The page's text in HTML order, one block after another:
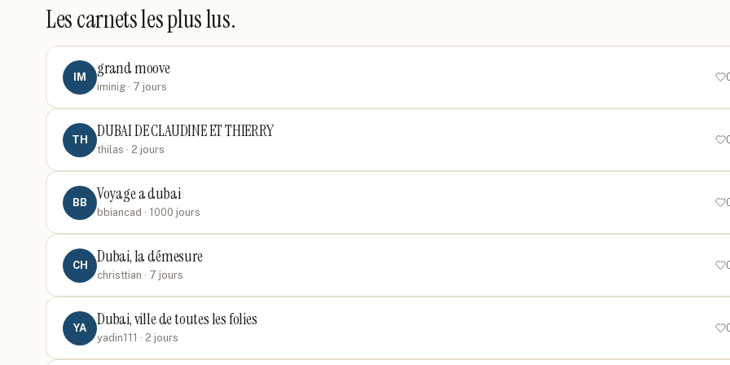
Les carnets les plus lus.
IM grand moove
iminig · 7 jours
TH DUBAI DE CLAUDINE ET THIERRY
thilas · 2 jours
BB Voyage a dubai
bbiancad · 1000 jours
CH Dubai, la démesure
christtian · 7 jours
YA Dubai, ville de toutes les folies
yadin111 · 2 jours